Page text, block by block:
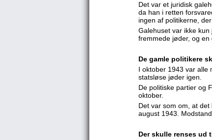
Det var et juridisk
da han i retten
ingen af politikerne,
Galehuset var ikke
fremmede jøder, og en
De gamle politikere
I oktober 1943 var alle
statsløse jøder igen.
De politiske partier og
oktober.
Det var som om, at
august 1943.
Der skulle renses ud